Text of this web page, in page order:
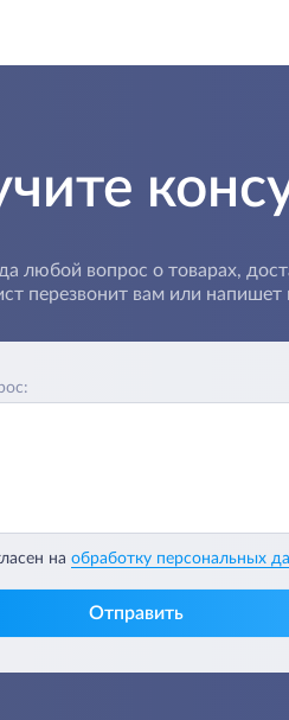
любой вопрос о товарах,
перезвонит вам или напишет
на обработку персональных
Отправить